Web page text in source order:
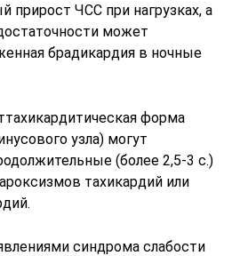
прирост ЧСС при нагрузках, а
может
брадикардия в ночные
форма
узла) могут
(более 2,5-3 с.)
тахикардий или
синдрома слабости